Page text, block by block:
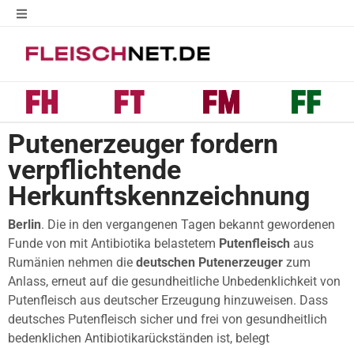
Putenerzeuger fordern
verpflichtende
Herkunftskennzeichnung
Berlin. Die in den vergangenen Tagen bekannt gewordenen
Funde von mit Antibiotika belastetem Putenfleisch aus
Rumänien nehmen die deutschen Putenerzeuger zum
Anlass, erneut auf die gesundheitliche Unbedenklichkeit von
Putenfleisch aus deutscher Erzeugung hinzuweisen. Dass
deutsches Putenfleisch sicher und frei von gesundheitlich
bedenklichen Antibiotikarückständen ist, belegt